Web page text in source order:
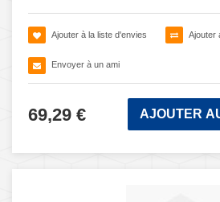
Ajouter à la liste d'envies Ajouter
Envoyer à un ami
69,29 € AJOUTER